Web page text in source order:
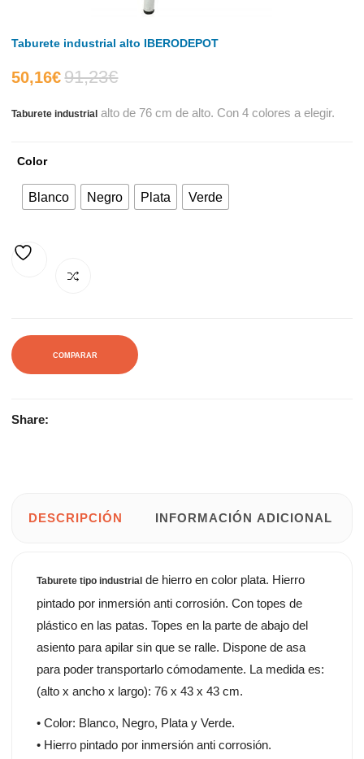
Taburete industrial alto IBERODEPOT
50,16€El
precio
es:
91,23€El
precio
era:
Taburete industrial alto de 76 cm de alto. Con 4 colores a elegir.
Color
Blanco Negro Plata Verde
COMPARAR
Share:
DESCRIPCIÓN INFORMACIÓN ADICIONAL
Taburete tipo industrial de hierro en color plata. Hierro
pintado por inmersión anti corrosión. Con topes de
plástico en las patas. Topes en la parte de abajo del
asiento para apilar sin que se ralle. Dispone de asa
para poder transportarlo cómodamente. La medida es:
(alto x ancho x largo): 76 x 43 x 43 cm.
• Color: Blanco, Negro, Plata y Verde.
• Hierro pintado por inmersión anti corrosión.